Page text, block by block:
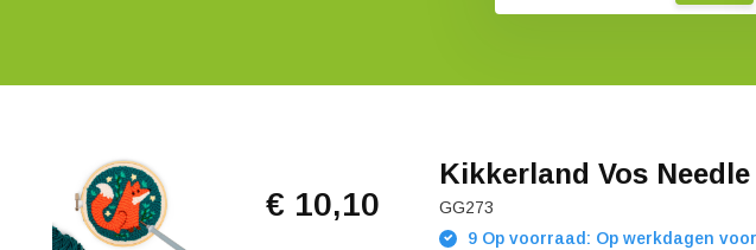
€ 10,10
Kikkerland Vos
GG273
9 Op voorraad: Op werkdagen